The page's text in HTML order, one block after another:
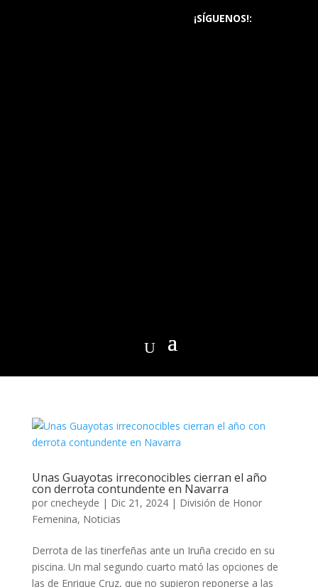
¡SÍGUENOS!:
Unas Guayotas irreconocibles cierran el año
con derrota contundente en Navarra
por cnecheyde | Dic 21, 2024| División de Honor
Femenina, Noticias
Derrota de las tinerfeñas ante un Iruña crecido en su
piscina. Un mal segundo cuarto mató las opciones de
las de Enrique Cruz, que no supieron reponerse a las